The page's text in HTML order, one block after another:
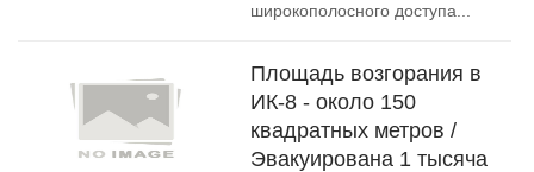
широкополосного доступа...
Площадь возгорания в
ИК-8 - около 150
квадратных метров /
Эвакуирована 1 тысяча